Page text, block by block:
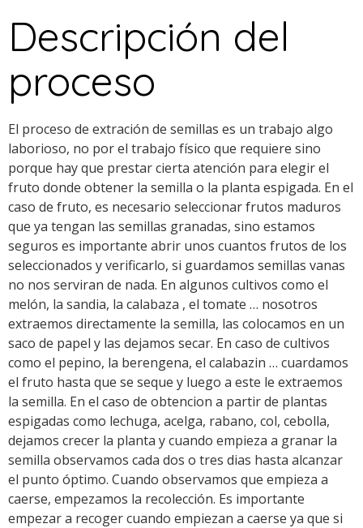
Descripción del
proceso
El proceso de extración de semillas es un trabajo algo
laborioso, no por el trabajo físico que requiere sino
porque hay que prestar cierta atención para elegir el
fruto donde obtener la semilla o la planta espigada. En el
caso de fruto, es necesario seleccionar frutos maduros
que ya tengan las semillas granadas, sino estamos
seguros es importante abrir unos cuantos frutos de los
seleccionados y verificarlo, si guardamos semillas vanas
no nos serviran de nada. En algunos cultivos como el
melón, la sandia, la calabaza , el tomate … nosotros
extraemos directamente la semilla, las colocamos en un
saco de papel y las dejamos secar. En caso de cultivos
como el pepino, la berengena, el calabazin … cuardamos
el fruto hasta que se seque y luego a este le extraemos
la semilla. En el caso de obtencion a partir de plantas
espigadas como lechuga, acelga, rabano, col, cebolla,
dejamos crecer la planta y cuando empieza a granar la
semilla observamos cada dos o tres dias hasta alcanzar
el punto óptimo. Cuando observamos que empieza a
caerse, empezamos la recolección. Es importante
empezar a recoger cuando empiezan a caerse ya que si